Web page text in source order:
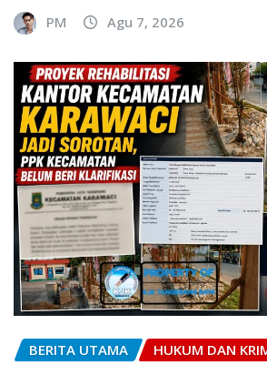
PM Agu 7, 2026
BERITA UTAMA
HUKUM DAN